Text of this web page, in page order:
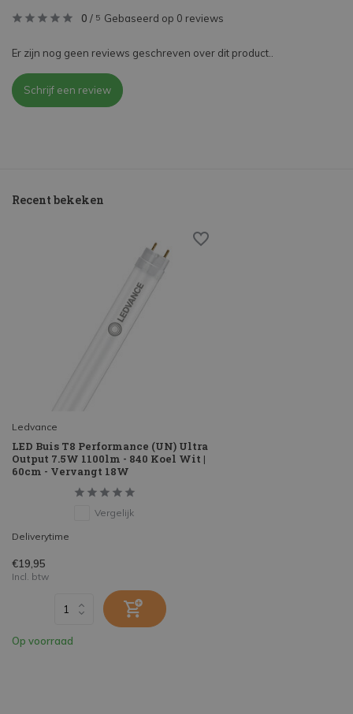
0 / 5 Gebaseerd op 0 reviews
Er zijn nog geen reviews geschreven over dit product..
Schrijf een review
Recent bekeken
Ledvance
LED Buis T8 Performance (UN) Ultra
Output 7.5W 1100lm - 840 Koel Wit |
60cm - Vervangt 18W
Vergelijk
Deliverytime
€19,95
Incl. btw
Op voorraad